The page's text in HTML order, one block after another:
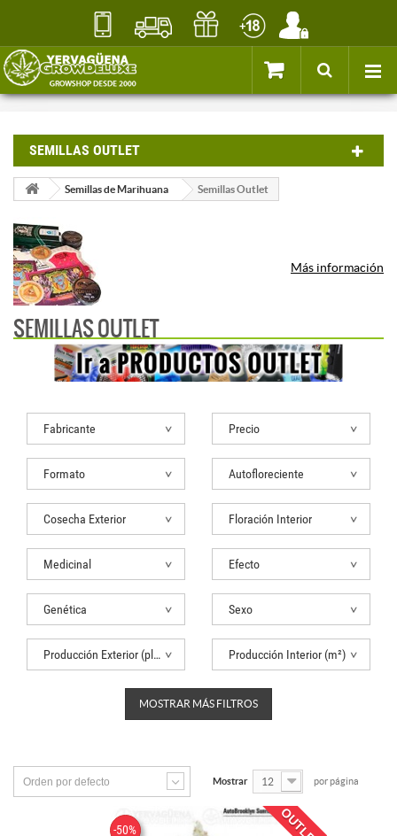
SEMILLAS OUTLET
Semillas de Marihuana Semillas Outlet
SEMILLAS OUTLET
Más información
Fabricante Precio
Formato Autofloreciente
Cosecha Exterior Floración Interior
Medicinal Efecto
Genética Sexo
Producción Exterior (planta) Producción Interior (m²)
MOSTRAR MÁS FILTROS
Orden por defecto Mostrar 12 por página
-50%